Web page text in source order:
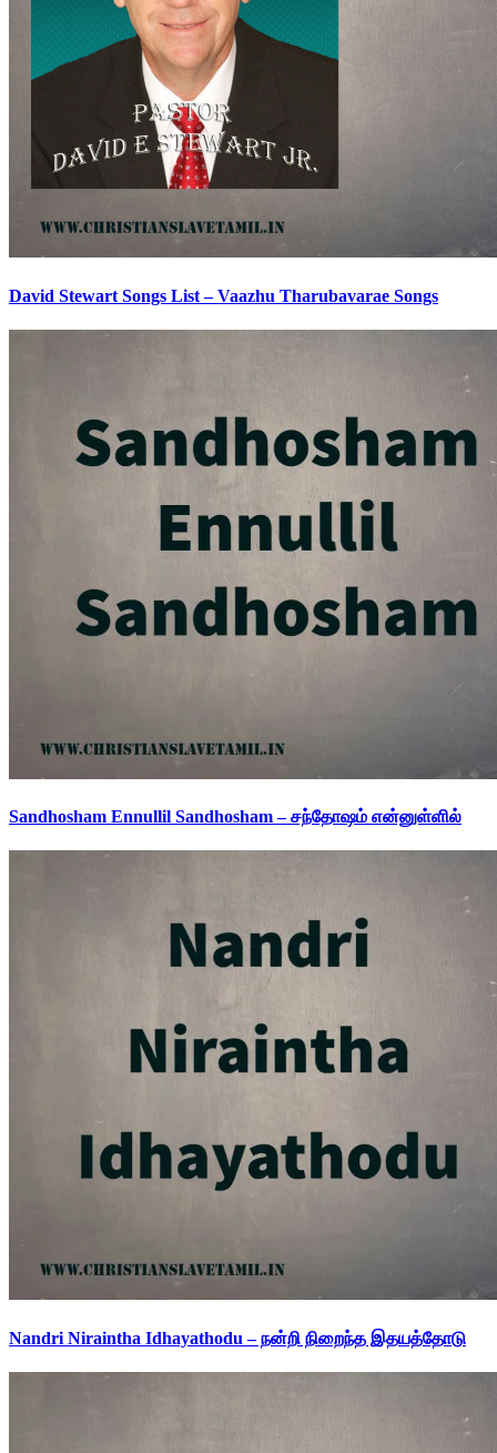
David Stewart Songs List – Vaazhu Tharubavarae Songs
Sandhosham Ennullil Sandhosham – சந்தோஷம் என்னுள்ளில்
Nandri Niraintha Idhayathodu – நன்றி நிறைந்த இதயத்தோடு